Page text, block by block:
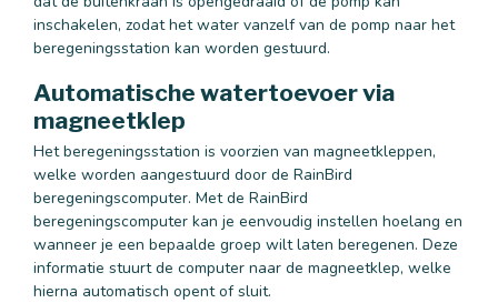
inschakelen, zodat het water vanzelf van de pomp naar het
beregeningsstation kan worden gestuurd.
Automatische watertoevoer via
magneetklep
Het beregeningsstation is voorzien van magneetkleppen,
welke worden aangestuurd door de RainBird
beregeningscomputer. Met de RainBird
beregeningscomputer kan je eenvoudig instellen hoelang en
wanneer je een bepaalde groep wilt laten beregenen. Deze
informatie stuurt de computer naar de magneetklep, welke
hierna automatisch opent of sluit.